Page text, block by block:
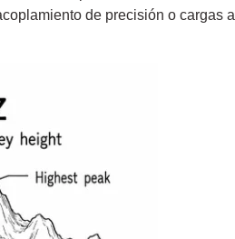
de precisión o cargas a